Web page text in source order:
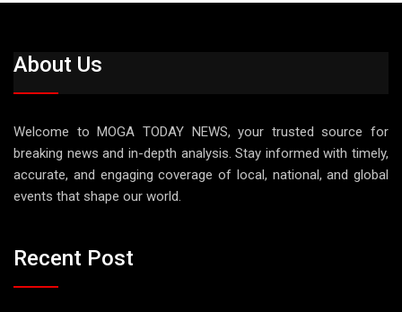
About Us
Welcome to MOGA TODAY NEWS, your trusted source for
breaking news and in-depth analysis. Stay informed with timely,
accurate, and engaging coverage of local, national, and global
events that shape our world.
Recent Post